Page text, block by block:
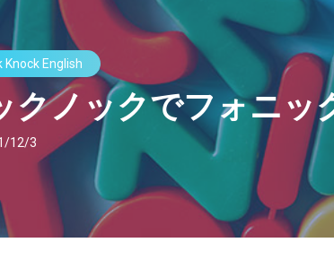
Knock English
クノックでフォニッ
12/3